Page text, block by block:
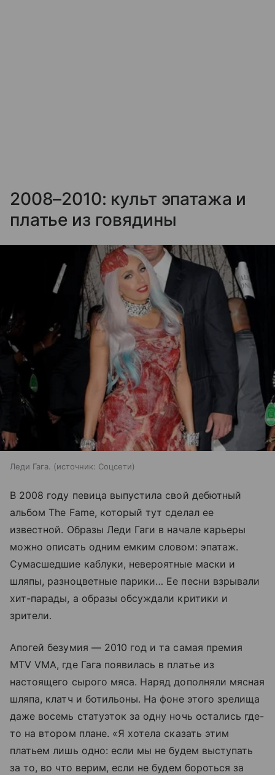
2008–2010: культ эпатажа и
платье из говядины
Леди Гага. источник: Соцсети
В 2008 году певица выпустила свой дебютный
альбом The Fame, который тут сделал ее
известной. Образы Леди Гаги в начале карьеры
можно описать одним емким словом: эпатаж.
Сумасшедшие каблуки, невероятные маски и
шляпы, разноцветные парики… Ее песни взрывали
хит-парады, а образы обсуждали критики и
зрители.
Апогей безумия — 2010 год и та самая премия
MTV VMA, где Гага появилась в платье из
настоящего сырого мяса. Наряд дополняли мясная
шляпа, клатч и ботильоны. На фоне этого зрелища
даже восемь статуэток за одну ночь остались где-
то на втором плане. «Я хотела сказать этим
платьем лишь одно: если мы не будем выступать
за то, во что верим, если не будем бороться за